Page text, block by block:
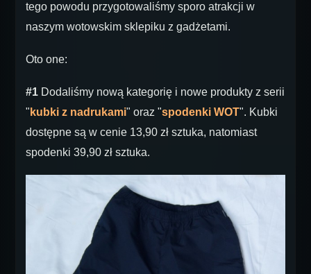
tego powodu przygotowaliśmy sporo atrakcji w
naszym wotowskim sklepiku z gadżetami.
Oto one:
#1 Dodaliśmy nową kategorię i nowe produkty z serii
" kubki z nadrukami" oraz "spodenki WOT". Kubki
dostępne są w cenie 13,90 zł sztuka, natomiast
spodenki 39,90 zł sztuka.